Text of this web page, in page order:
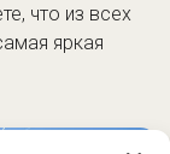
что из всех
яркая